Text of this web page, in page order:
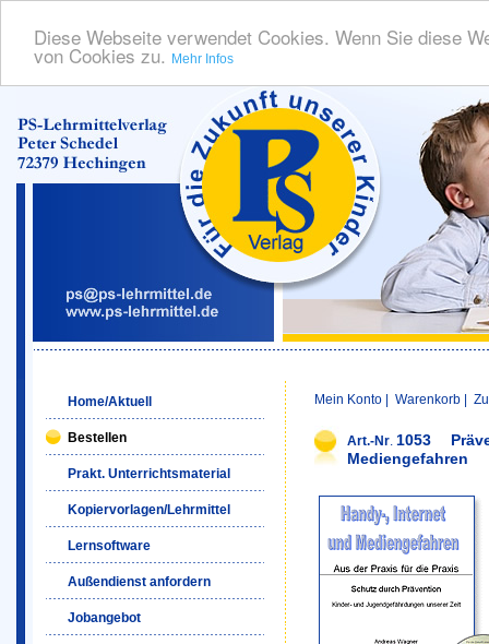
Diese Webseite verwendet Cookies. Wenn Sie diese
von Cookies zu. Mehr Infos
Home/Aktuell
Bestellen
Prakt. Unterrichtsmaterial
Kopiervorlagen/Lehrmittel
Lernsoftware
Außendienst anfordern
Jobangebot
Mein Konto Warenkorb
Art.-Nr. 1053
Mediengefahren